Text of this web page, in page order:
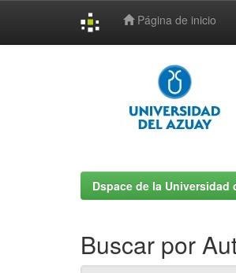
Página de inicio
Dspace de la Universidad
Buscar por